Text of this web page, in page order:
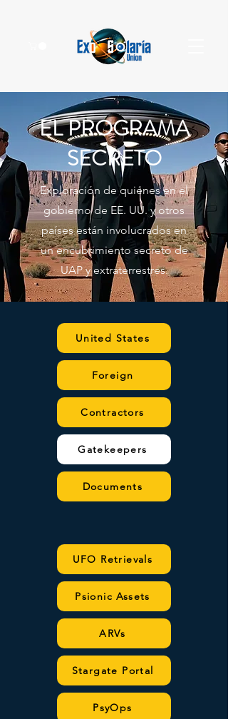
EL PROGRAMA
SECRETO
Exploración de quiénes en el
gobierno de EE. UU. y otros
países están involucrados en
un encubrimiento secreto de
UAP y extraterrestres.
United States
Foreign
Contractors
Gatekeepers
Documents
UFO Retrievals
Psionic Assets
ARVs
Stargate Portal
PsyOps